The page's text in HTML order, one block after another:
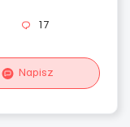
17
Napisz